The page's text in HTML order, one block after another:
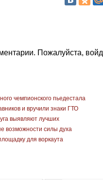
Пожалуйста,
чемпионского пьедестала
и вручили знаки ГТО
выявляют лучших
возможности силы духа
для воркаута